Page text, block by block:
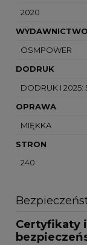
2020
WYDAWNICTWO
OSMPOWER
DODRUK
DODRUK I 2025:
OPRAWA
MIĘKKA
STRON
240
Certyfikaty